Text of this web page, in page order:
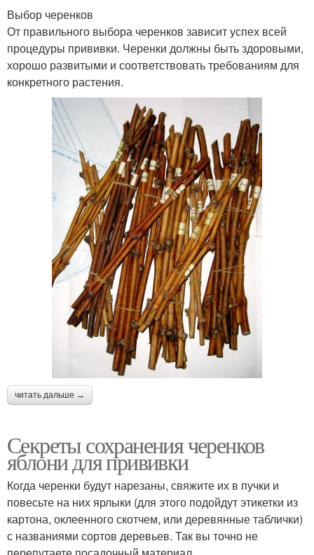
Выбор черенков
От правильного выбора черенков зависит успех всей
процедуры прививки. Черенки должны быть здоровыми,
хорошо развитыми и соответствовать требованиям для
конкретного растения.
читать дальше →
Секреты сохранения черенков
яблони для прививки
Когда черенки будут нарезаны, свяжите их в пучки и
повесьте на них ярлыки (для этого подойдут этикетки из
картона, оклеенного скотчем, или деревянные таблички)
с названиями сортов деревьев. Так вы точно не